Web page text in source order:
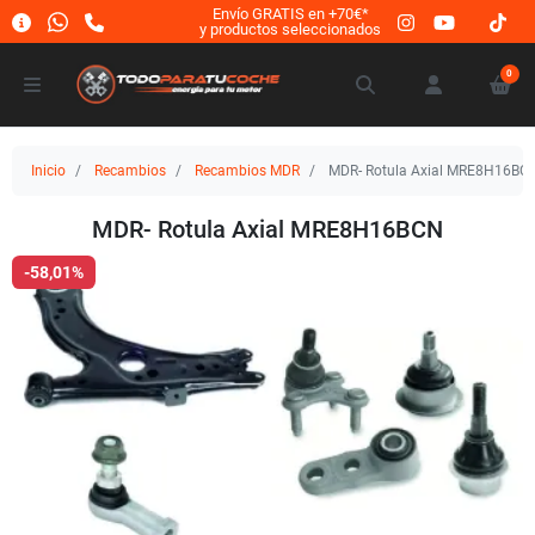
Envío GRATIS en +70€*
y productos seleccionados
0
Inicio Recambios Recambios MDR MDR- Rotula Axial
MDR- Rotula Axial MRE8H16BCN
-58,01%